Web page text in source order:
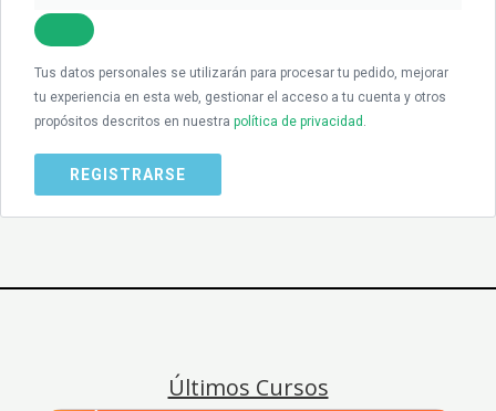
Tus datos personales se utilizarán para procesar tu pedido, mejorar
tu experiencia en esta web, gestionar el acceso a tu cuenta y otros
propósitos descritos en nuestra política de privacidad .
REGISTRARSE
Últimos Cursos